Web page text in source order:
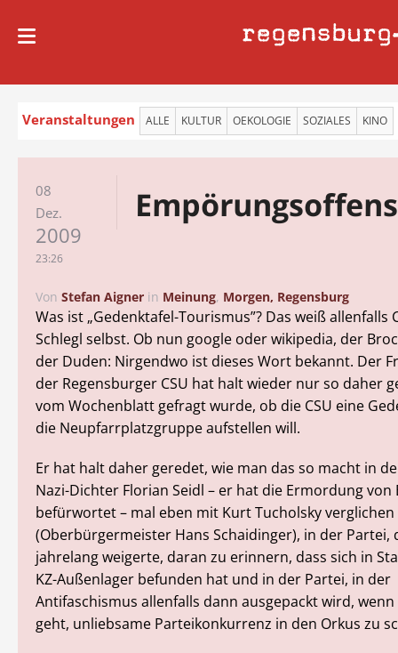
regensburg
Veranstaltungen ALLE KULTUR OEKOLOGIE SOZIALES KINO
08
Dez.
2009
23:26
Von Stefan Aigner in Meinung, Morgen, Regensburg
Was ist „Gedenktafel-Tourismus”? Das weiß allenfalls
Schlegl selbst. Ob nun google oder wikipedia, der
der Duden: Nirgendwo ist dieses Wort bekannt. Der
der Regensburger CSU hat halt wieder nur so daher
vom Wochenblatt gefragt wurde, ob die CSU eine
die Neupfarrplatzgruppe aufstellen will.
Er hat halt daher geredet, wie man das so macht in
Nazi-Dichter Florian Seidl – er hat die Ermordung
befürwortet – mal eben mit Kurt Tucholsky
(Oberbürgermeister Hans Schaidinger), in der Partei,
jahrelang weigerte, daran zu erinnern, dass sich in
KZ-Außenlager befunden hat und in der Partei, in der
Antifaschismus allenfalls dann ausgepackt wird,
geht, unliebsame Parteikonkurrenz in den Orkus zu